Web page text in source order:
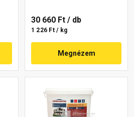
30 660 Ft / db
1 226 Ft / kg
Megnézem